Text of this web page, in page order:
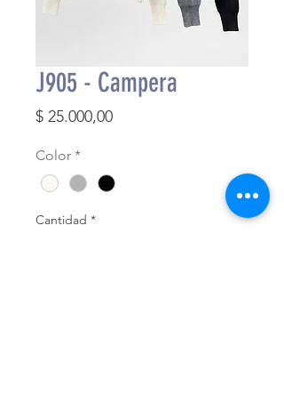
J905 - Campera
$ 25.000,00Precio
Color *
Cantidad *